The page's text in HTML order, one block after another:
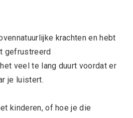
krachten en hebt
gefrustreerd
veel te lang duurt voordat er
je luistert.
kinderen, of hoe je die